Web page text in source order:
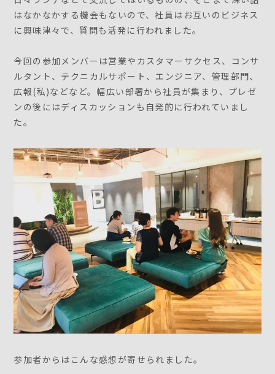
はなかなかする機会もないので、社員はお互いのビジネス
に興味津々で、質問も活発に行われました。
今回の参加メンバーは営業やカスタマーサクセス、コンサ
ルタント、テクニカルサポート、エンジニア、管理部門、
広報(私)などなど。幅広い部署から社員が集まり、プレゼ
ンの後にはディスカッションも自発的に行われていまし
た。
参加者からはこんな感想が寄せられました。